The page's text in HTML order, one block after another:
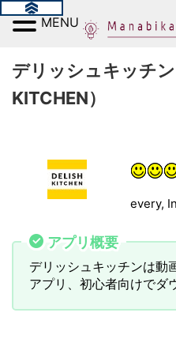
デリッシュキッチ
KITCHEN）
every,
アプリ概要
デリッシュキッチンは動
アプリ、初心者向けでダ
MENU